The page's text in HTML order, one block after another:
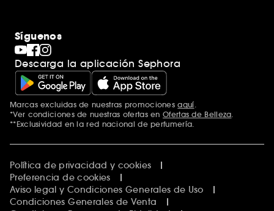
Síguenos
Descarga la aplicación Sephora
Marcas excluidas de nuestras promocionesaquí
*Ver condiciones de nuestras ofertas en Ofertas de Belleza
**Exclusividad en la red nacional de perfumería.
Política de privacidad y cookies
Preferencia de cookies
Aviso legal y Condiciones Generales de Uso
Condiciones Generales de Venta